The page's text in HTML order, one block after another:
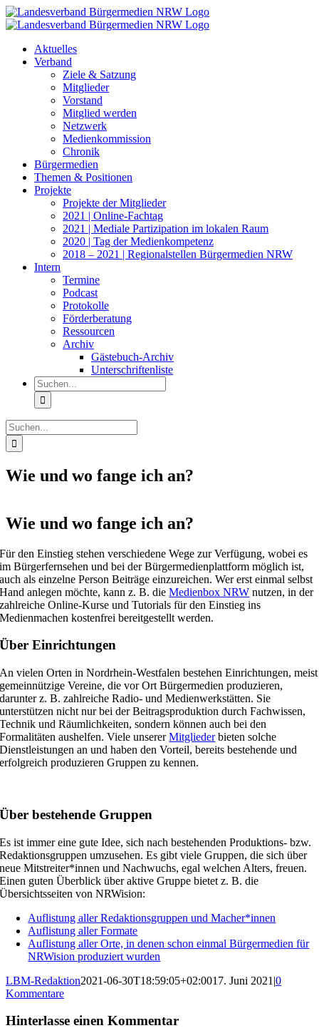
Zum
Inhalt
Aktuelles
Verband
Ziele & Satzung
Mitglieder
Vorstand
Mitglied werden
Netzwerk
Medienkommission
Chronik
Bürgermedien
Themen & Positionen
Projekte
Projekte der Mitglieder
2021 | Online-Fachtag
2021 | Mediale Partizipation im lokalen Raum
2020 | Tag der Medienkompetenz
2018 – 2021 | Regionalstellen Bürgermedien NRW
Intern
Termine
Podcast
Protokolle
Förderberatung
Ressourcen
Archiv
Gästebuch-Archiv
Unterschriftenliste
Suche
nach:
Suche
nach:
Wie und wo fange ich an?
Wie und wo fange ich an?
Für den Einstieg stehen verschiedene Wege zur Verfügung, wobei es
im Bürgerfernsehen und bei der Bürgermedienplattform möglich ist,
auch als einzelne Person Beiträge einzureichen. Wer erst einmal selbst
Hand anlegen möchte, kann z. B. dieMedienbox NRW nutzen, in der
zahlreiche Online-Kurse und Tutorials für den Einstieg ins
Medienmachen kostenfrei bereitgestellt werden.
Über Einrichtungen
An vielen Orten in Nordrhein-Westfalen bestehen Einrichtungen, meist
gemeinnützige Vereine, die vor Ort Bürgermedien produzieren,
darunter z. B. zahlreiche Radio- und Medienwerkstätten. Sie
unterstützen nicht nur bei der Beitragsproduktion durch Fachwissen,
Technik und Räumlichkeiten, sondern können auch bei den
Formalitäten aushelfen. Viele unsererMitgliederbieten solche
Dienstleistungen an und haben den Vorteil, bereits bestehende und
erfolgreich produzieren Gruppen zu kennen.
Über bestehende Gruppen
Es ist immer eine gute Idee, sich nach bestehenden Produktions- bzw.
Redaktionsgruppen umzusehen. Es gibt viele Gruppen, die sich über
neue Mitstreiter*innen und Nachwuchs, egal welchen Alters, freuen.
Einen guten Überblick über aktive Gruppe bietet z. B. die
Übersichtsseiten von NRWision:
Auflistung aller Redaktionsgruppen und Macher*innen
Auflistung aller Formate
Auflistung aller Orte, in denen schon einmal Bürgermedien für
NRWision produziert wurden
LBM-Redaktion2021-06-30T18:59:05+02:0017. Juni 2021 |0
Kommentare
Hinterlasse einen Kommentar